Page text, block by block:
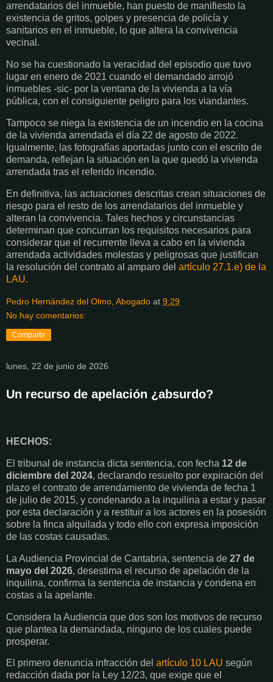
arrendatarios del inmueble, han puesto de manifiesto la
existencia de gritos, golpes y presencia de policía y
sanitarios en el inmueble, lo que altera la convivencia
vecinal.
No se ha cuestionado la veracidad del episodio que tuvo
lugar en enero de 2021 cuando el demandado arrojó
inmuebles -sic- por la ventana de la vivienda a la vía
pública, con el consiguiente peligro para los viandantes.
Tampoco se niega la existencia de un incendio en la cocina
de la vivienda arrendada el día 22 de agosto de 2022.
Igualmente, las fotografías aportadas junto con el escrito de
demanda, reflejan la situación en la que quedó la vivienda
arrendada tras el referido incendio.
En definitiva, las actuaciones descritas crean situaciones de
riesgo para el resto de los arrendatarios del inmueble y
alteran la convivencia. Tales hechos y circunstancias
determinan que concurran los requisitos necesarios para
considerar que el recurrente lleva a cabo en la vivienda
arrendada actividades molestas y peligrosas que justifican
la resolución del contrato al amparo del artículo 27.1.e) de la
LAU.
Pedro Hernández del Olmo, Abogado at 9:29
No hay comentarios:
Compartir
lunes, 22 de junio de 2026
Un recurso de apelación ¿absurdo?
HECHOS:
El tribunal de instancia dicta sentencia, con fecha 12 de
diciembre del 2024, declarando resuelto por expiración del
plazo el contrato de arrendamiento de vivienda de fecha 1
de julio de 2015, y condenando a la inquilina a estar y pasar
por esta declaración y a restituir a los actores en la posesión
sobre la finca alquilada y todo ello con expresa imposición
de las costas causadas.
La Audiencia Provincial de Cantabria, sentencia de 27 de
mayo del 2026, desestima el recurso de apelación de la
inquilina, confirma la sentencia de instancia y condena en
costas a la apelante.
Considera la Audiencia que dos son los motivos de recurso
que plantea la demandada, ninguno de los cuales puede
prosperar.
El primero denuncia infracción del artículo 10 LAU según
redacción dada por la Ley 12/23, que exige que el